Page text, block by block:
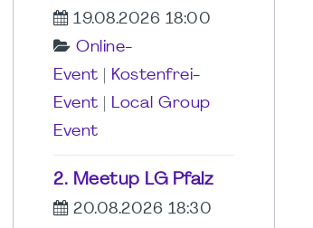
19.08.2026 18:00
Online-
Event
Kostenfrei-
Event
Local Group
Event
2. Meetup LG Pfalz
20.08.2026 18:30